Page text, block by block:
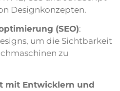
Designkonzepten.
(SEO):
um die Sichtbarkeit
zu
mit Entwicklern und